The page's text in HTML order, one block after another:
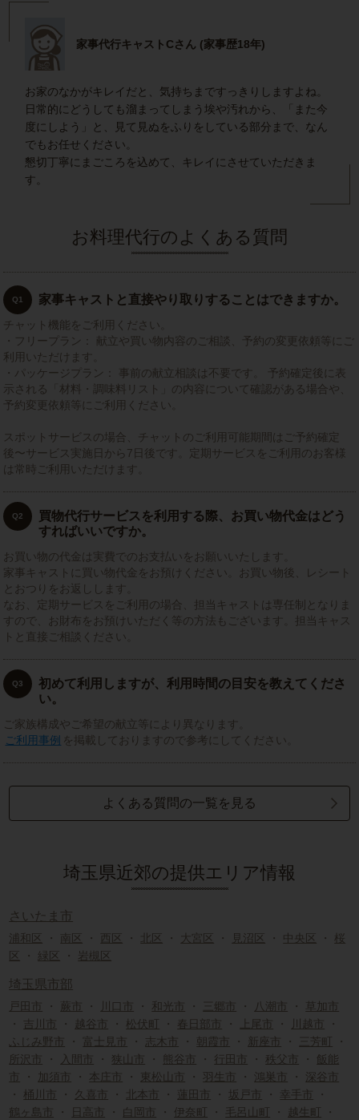
家事代行キャストCさん (家事歴18年)
お家のなかがキレイだと、気持ちまですっきりしますよね。
日常的にどうしても溜まってしまう埃や汚れから、「また今
度にしよう」と、見て見ぬをふりをしている部分まで、なん
でもお任せください。
懇切丁寧にまごころを込めて、キレイにさせていただきま
す。
お料理代行のよくある質問
Q1 家事キャストと直接やり取りすることはできますか。
チャット機能をご利用ください。
・フリープラン： 献立や買い物内容のご相談、予約の変更依頼等にご
利用いただけます。
・パッケージプラン： 事前の献立相談は不要です。 予約確定後に表
示される「材料・調味料リスト」の内容について確認がある場合や、
予約変更依頼等にご利用ください。
スポットサービスの場合、チャットのご利用可能期間はご予約確定
後〜サービス実施日から7日後です。定期サービスをご利用のお客様
は常時ご利用いただけます。
Q2
買物代行サービスを利用する際、お買い物代金はどう
すればいいですか。
お買い物の代金は実費でのお支払いをお願いいたします。
家事キャストに買い物代金をお預けください。お買い物後、レシート
とおつりをお返しします。
なお、定期サービスをご利用の場合、担当キャストは専任制となりま
すので、お財布をお預けいただく等の方法もございます。担当キャス
トと直接ご相談ください。
Q3
初めて利用しますが、利用時間の目安を教えてくださ
い。
ご家族構成やご希望の献立等により異なります。
ご利用事例 を掲載しておりますので参考にしてください。
よくある質問の一覧を見る
埼玉県近郊の提供エリア情報
さいたま市
浦和区 ・ 南区 ・ 西区 ・ 北区 ・ 大宮区 ・ 見沼区 ・ 中央区 ・ 桜
区
・ 緑区 ・ 岩槻区
埼玉県市部
戸田市 ・ 蕨市 ・ 川口市 ・ 和光市 ・ 三郷市 ・ 八潮市 ・
草加市
・ 吉川市 ・ 越谷市 ・ 松伏町 ・ 春日部市 ・ 上尾市 ・ 川越市
・
ふじみ野市
・ 富士見市 ・ 志木市 ・ 朝霞市 ・ 新座市 ・ 三芳町 ・
所沢市
・ 入間市 ・ 狭山市 ・ 熊谷市 ・ 行田市 ・ 秩父市 ・ 飯能
市
・ 加須市 ・ 本庄市 ・ 東松山市 ・ 羽生市 ・ 鴻巣市 ・ 深谷市
・ 桶川市 ・ 久喜市 ・ 北本市 ・ 蓮田市 ・ 坂戸市 ・ 幸手市
・
鶴ヶ島市
・ 日高市 ・ 白岡市 ・ 伊奈町 ・ 毛呂山町 ・ 越生町 ・